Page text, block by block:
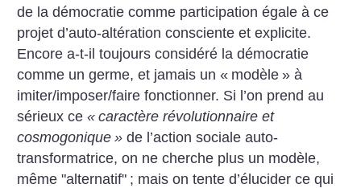
de la démocratie comme participation égale à ce
projet d’auto-altération consciente et explicite.
Encore a-t-il toujours considéré la démocratie
comme un germe, et jamais un « modèle » à
imiter/imposer/faire fonctionner. Si l’on prend au
sérieux ce« caractère révolutionnaire et
cosmogonique » de l’action sociale auto-
transformatrice, on ne cherche plus un modèle,
même "alternatif" ; mais on tente d’élucider ce qui